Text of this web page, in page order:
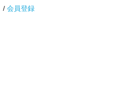
/ 会員登録